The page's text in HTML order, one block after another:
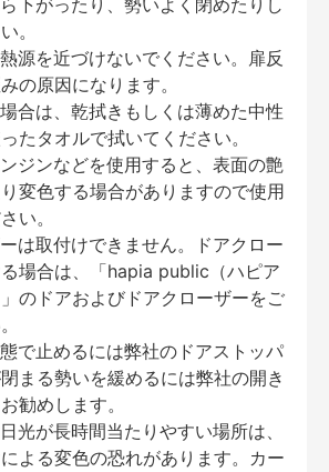
下がったり、勢いよく閉めたりし
。
源を近づけないでください。扉反
の原因になります。
合は、乾拭きもしくは薄めた中性
たタオルで拭いてください。
ジンなどを使用すると、表面の艶
変色する場合がありますので使用
い。
は取付けできません。ドアクロー
場合は、「hapia public（ハピア
のドアおよびドアクローザーをご
で止めるには弊社のドアストッパ
まる勢いを緩めるには弊社の開き
勧めします。
光が長時間当たりやすい場所は、
よる変色の恐れがあります。カー